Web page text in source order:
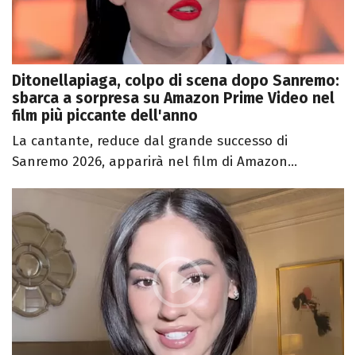
Ditonellapiaga, colpo di scena dopo Sanremo:
sbarca a sorpresa su Amazon Prime Video nel
film più piccante dell'anno
La cantante, reduce dal grande successo di
Sanremo 2026, apparirà nel film di Amazon...